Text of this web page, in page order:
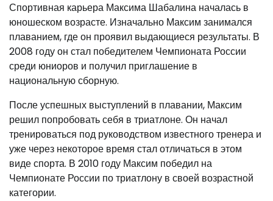
Спортивная карьера Максима Шабалина началась в
юношеском возрасте. Изначально Максим занимался
плаванием, где он проявил выдающиеся результаты. В
2008 году он стал победителем Чемпионата России
среди юниоров и получил приглашение в
национальную сборную.
После успешных выступлений в плавании, Максим
решил попробовать себя в триатлоне. Он начал
тренироваться под руководством известного тренера и
уже через некоторое время стал отличаться в этом
виде спорта. В 2010 году Максим победил на
Чемпионате России по триатлону в своей возрастной
категории.